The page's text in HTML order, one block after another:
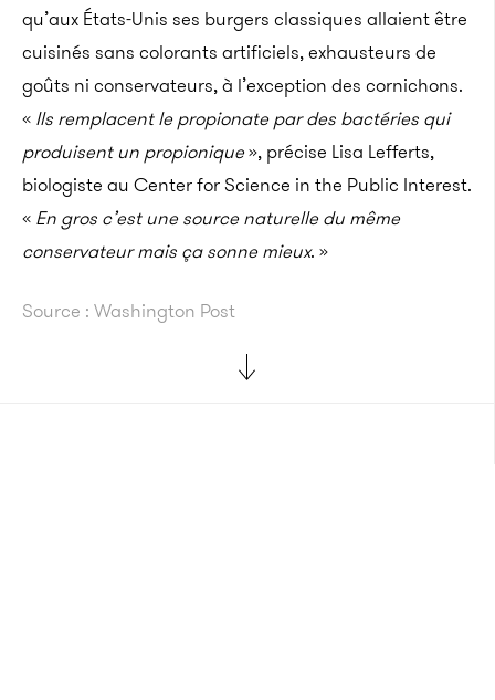
qu’aux États-Unis ses burgers classiques allaient être
cuisinés sans colorants artificiels, exhausteurs de
goûts ni conservateurs, à l’exception des cornichons.
« Ils remplacent le propionate par des bactéries qui
produisent un propionique», précise Lisa Lefferts,
biologiste au Center for Science in the Public Interest.
« En gros c’est une source naturelle du même
conservateur mais ça sonne mieux.­ »
Source : Washington Post